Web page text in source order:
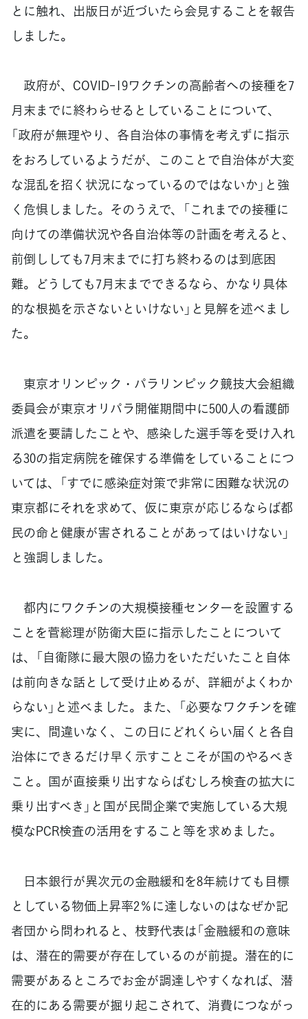
とに触れ、出版日が近づいたら会見することを報告
しました。
政府が、COVID-19ワクチンの高齢者への接種を7
月末までに終わらせるとしていることについて、
「政府が無理やり、各自治体の事情を考えずに指示
をおろしているようだが、このことで自治体が大変
な混乱を招く状況になっているのではないか」と強
く危惧しました。そのうえで、「これまでの接種に
向けての準備状況や各自治体等の計画を考えると、
前倒ししても7月末までに打ち終わるのは到底困
難。どうしても7月末までできるなら、かなり具体
的な根拠を示さないといけない」と見解を述べまし
た。
東京オリンピック・パラリンピック競技大会組織
委員会が東京オリパラ開催期間中に500人の看護師
派遣を要請したことや、感染した選手等を受け入れ
る30の指定病院を確保する準備をしていることにつ
いては、「すでに感染症対策で非常に困難な状況の
東京都にそれを求めて、仮に東京が応じるならば都
民の命と健康が害されることがあってはいけない」
と強調しました。
都内にワクチンの大規模接種センターを設置する
ことを菅総理が防衛大臣に指示したことについて
は、「自衛隊に最大限の協力をいただいたこと自体
は前向きな話として受け止めるが、詳細がよくわか
らない」と述べました。また、「必要なワクチンを確
実に、間違いなく、この日にどれくらい届くと各自
治体にできるだけ早く示すことこそが国のやるべき
こと。国が直接乗り出すならばむしろ検査の拡大に
乗り出すべき」と国が民間企業で実施している大規
模なPCR検査の活用をすること等を求めました。
日本銀行が異次元の金融緩和を8年続けても目標
としている物価上昇率2％に達しないのはなぜか記
者団から問われると、枝野代表は「金融緩和の意味
は、潜在的需要が存在しているのが前提。潜在的に
需要があるところでお金が調達しやすくなれば、潜
在的にある需要が掘り起こされて、消費につながっ